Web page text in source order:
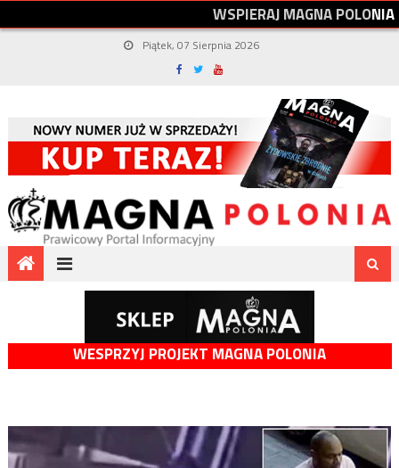
WSPIERAJMAGNAPOLONIA
Piątek, 07 Sierpnia 2026
WESPRZYJ PROJEKT MAGNA POLONIA